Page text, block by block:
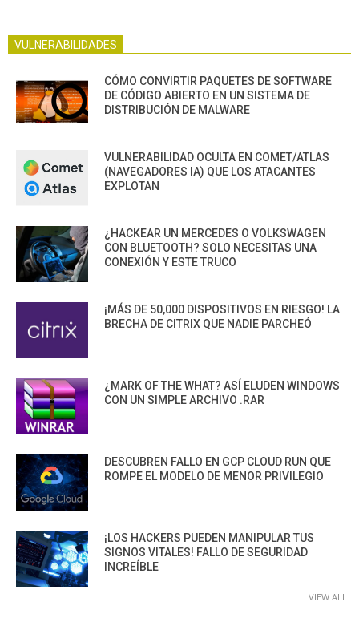
VULNERABILIDADES
CÓMO CONVIRTIR PAQUETES DE SOFTWARE
DE CÓDIGO ABIERTO EN UN SISTEMA DE
DISTRIBUCIÓN DE MALWARE
VULNERABILIDAD OCULTA EN COMET/ATLAS
(NAVEGADORES IA) QUE LOS ATACANTES
EXPLOTAN
¿HACKEAR UN MERCEDES O VOLKSWAGEN
CON BLUETOOTH? SOLO NECESITAS UNA
CONEXIÓN Y ESTE TRUCO
¡MÁS DE 50,000 DISPOSITIVOS EN RIESGO! LA
BRECHA DE CITRIX QUE NADIE PARCHEÓ
¿MARK OF THE WHAT? ASÍ ELUDEN WINDOWS
CON UN SIMPLE ARCHIVO .RAR
DESCUBREN FALLO EN GCP CLOUD RUN QUE
ROMPE EL MODELO DE MENOR PRIVILEGIO
¡LOS HACKERS PUEDEN MANIPULAR TUS
SIGNOS VITALES! FALLO DE SEGURIDAD
INCREÍBLE
VIEW ALL